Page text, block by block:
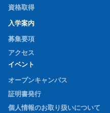
資格取得
入学案内
募集要項
アクセス
イベント
オープンキャンパス
証明書発行
個人情報のお取り扱いについて